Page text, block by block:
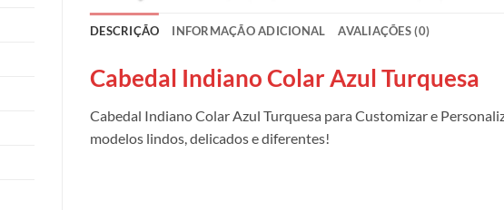
DESCRIÇÃO INFORMAÇÃO ADICIONAL AVALIAÇÕES (0)
Cabedal Indiano Colar Azul Turquesa
Cabedal Indiano Colar Azul Turquesa para Customizar e
modelos lindos, delicados e diferentes!